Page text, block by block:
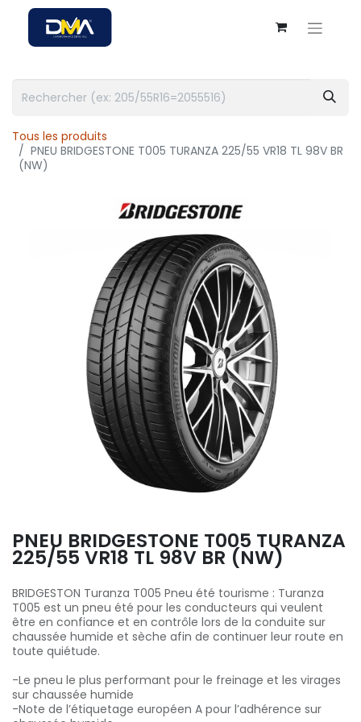
Tous les produits
PNEU BRIDGESTONE T005 TURANZA 225/55 VR18 TL 98V BR
(NW)
PNEU BRIDGESTONE T005 TURANZA
225/55 VR18 TL 98V BR (NW)
BRIDGESTON Turanza T005 Pneu été tourisme : Turanza
T005 est un pneu été pour les conducteurs qui veulent
être en confiance et en contrôle lors de la conduite sur
chaussée humide et sèche afin de continuer leur route en
toute quiétude.
-Le pneu le plus performant pour le freinage et les virages
sur chaussée humide
-Note de l’étiquetage européen A pour l’adhérence sur